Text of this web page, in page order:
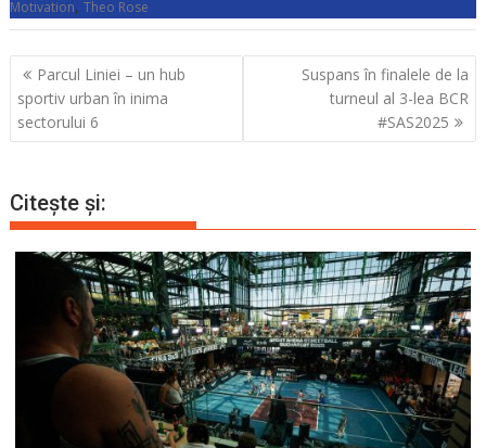
Motivation,Theo Rose
Navigare
în
articole
Parcul Liniei – un hub
sportiv urban în inima
sectorului 6
Suspans în finalele de la
turneul al 3-lea BCR
#SAS2025
Citește și: